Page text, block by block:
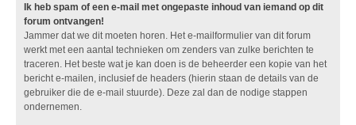
Ik heb spam of een e-mail met ongepaste inhoud van iemand op dit
forum ontvangen!
Jammer dat we dit moeten horen. Het e-mailformulier van dit forum
werkt met een aantal technieken om zenders van zulke berichten te
traceren. Het beste wat je kan doen is de beheerder een kopie van het
bericht e-mailen, inclusief de headers (hierin staan de details van de
gebruiker die de e-mail stuurde). Deze zal dan de nodige stappen
ondernemen.